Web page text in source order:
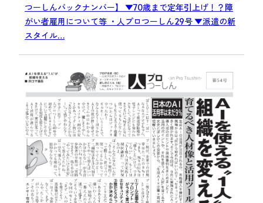
つーしんバックナンバー】 ▼70歳まで定年引上げ！？障
がい者雇用について等 ・人プロつーしん29号 ▼派遣の新
スタイル…